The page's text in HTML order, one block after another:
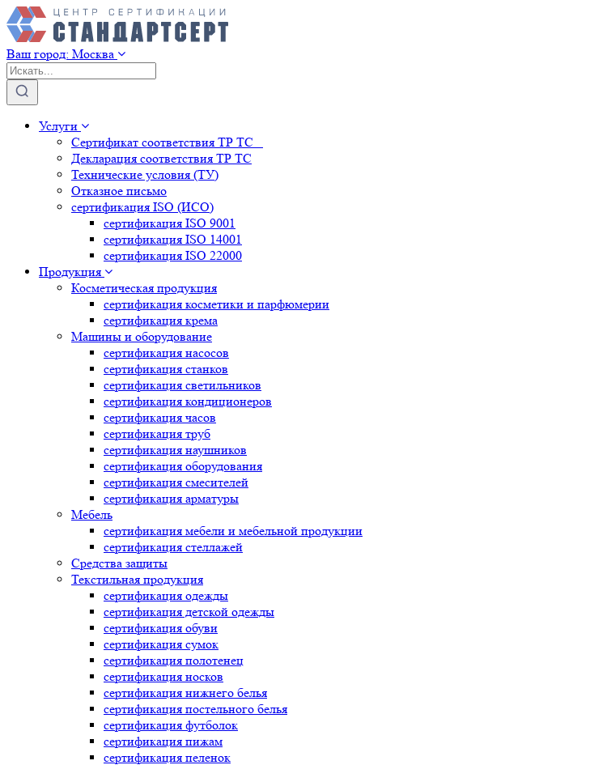
Ваш город: Москва
Услуги
Сертификат соответствия ТР ТС
Декларация соответствия ТР ТС
Технические условия (ТУ)
Отказное письмо
сертификация ISO (ИСО)
сертификация ISO 9001
сертификация ISO 14001
сертификация ISO 22000
Продукция
Косметическая продукция
сертификация косметики и парфюмерии
сертификация крема
Машины и оборудование
сертификация насосов
сертификация станков
сертификация светильников
сертификация кондиционеров
сертификация часов
сертификация труб
сертификация наушников
сертификация оборудования
сертификация смесителей
сертификация арматуры
Мебель
сертификация мебели и мебельной продукции
сертификация стеллажей
Средства защиты
Текстильная продукция
сертификация одежды
сертификация детской одежды
сертификация обуви
сертификация сумок
сертификация полотенец
сертификация носков
сертификация нижнего белья
сертификация постельного белья
сертификация футболок
сертификация пижам
сертификация пеленок